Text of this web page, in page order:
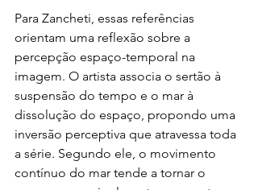
Para Zancheti, essas referências
orientam uma reflexão sobre a
percepção espaço-temporal na
imagem. O artista associa o sertão à
suspensão do tempo e o mar à
dissolução do espaço, propondo uma
inversão perceptiva que atravessa toda
a série. Segundo ele, o movimento
contínuo do mar tende a tornar o